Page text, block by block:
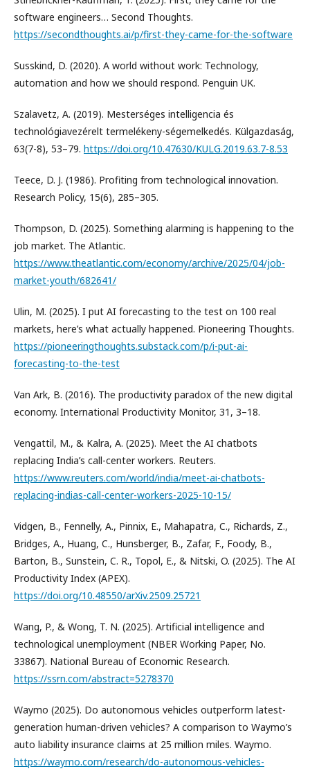
software engineers… Second Thoughts.
https://secondthoughts.ai/p/first-they-came-for-the-software
Susskind, D. (2020). A world without work: Technology,
automation and how we should respond. Penguin UK.
Szalavetz, A. (2019). Mesterséges intelligencia és
technológiavezérelt termelékeny-ségemelkedés. Külgazdaság,
63(7-8), 53–79. https://doi.org/10.47630/KULG.2019.63.7-8.53
Teece, D. J. (1986). Profiting from technological innovation.
Research Policy, 15(6), 285–305.
Thompson, D. (2025). Something alarming is happening to the
job market. The Atlantic.
https://www.theatlantic.com/economy/archive/2025/04/job-
market-youth/682641/
Ulin, M. (2025). I put AI forecasting to the test on 100 real
markets, here’s what actually happened. Pioneering Thoughts.
https://pioneeringthoughts.substack.com/p/i-put-ai-
forecasting-to-the-test
Van Ark, B. (2016). The productivity paradox of the new digital
economy. International Productivity Monitor, 31, 3–18.
Vengattil, M., & Kalra, A. (2025). Meet the AI chatbots
replacing India’s call-center workers. Reuters.
https://www.reuters.com/world/india/meet-ai-chatbots-
replacing-indias-call-center-workers-2025-10-15/
Vidgen, B., Fennelly, A., Pinnix, E., Mahapatra, C., Richards, Z.,
Bridges, A., Huang, C., Hunsberger, B., Zafar, F., Foody, B.,
Barton, B., Sunstein, C. R., Topol, E., & Nitski, O. (2025). The AI
Productivity Index (APEX).
https://doi.org/10.48550/arXiv.2509.25721
Wang, P., & Wong, T. N. (2025). Artificial intelligence and
technological unemployment (NBER Working Paper, No.
33867). National Bureau of Economic Research.
https://ssrn.com/abstract=5278370
Waymo (2025). Do autonomous vehicles outperform latest-
generation human-driven vehicles? A comparison to Waymo’s
auto liability insurance claims at 25 million miles. Waymo.
https://waymo.com/research/do-autonomous-vehicles-